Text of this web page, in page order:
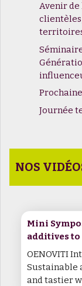
Avenir
Journée
NOS
Mini
additives
OENOVITI
Sustainable
and tastier